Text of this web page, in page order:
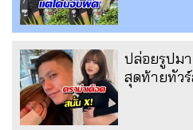
ปล่อยรูปม
สุดท้ายทัวร์